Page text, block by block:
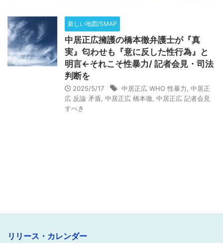
新しい地図/SMAP
中居正広擁護の橋本徹弁護士が『真
実』匂わせも『意に反した性行為』と
明言←それこそ性暴力/ 記者会見・司法
判断を
2025/5/17 中居正広 WHO 性暴力
中居正
広 反論 矛盾 中居正広 橋本徹 中居正広 記者会見
すべき
リリース・カレンダー